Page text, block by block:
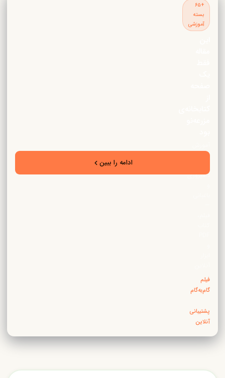
+۶۵
بسته
آموزشی
تخصصی
دامپروری
فیلم
گام‌به‌گام
پشتیبانی
آنلاین
ادامه را ببین